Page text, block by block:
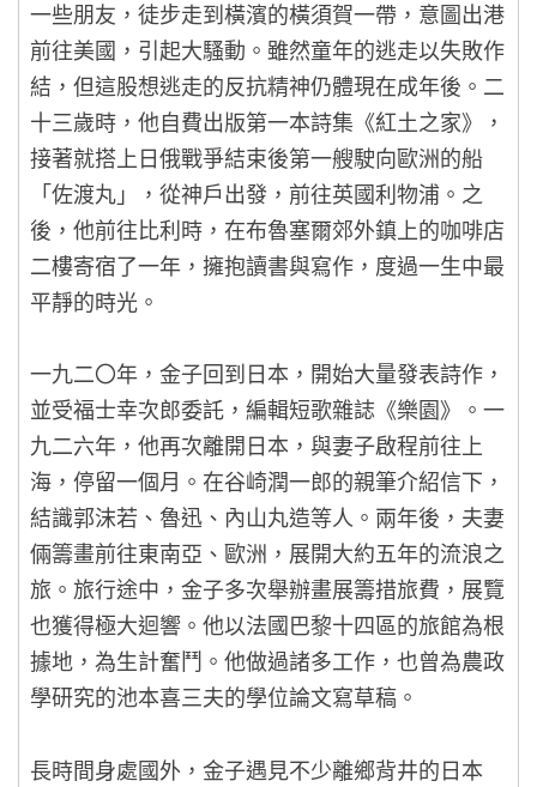
一些朋友，徒步走到橫濱的橫須賀一帶，意圖出港
前往美國，引起大騷動。雖然童年的逃走以失敗作
結，但這股想逃走的反抗精神仍體現在成年後。二
十三歲時，他自費出版第一本詩集《紅土之家》，
接著就搭上日俄戰爭結束後第一艘駛向歐洲的船
「佐渡丸」，從神戶出發，前往英國利物浦。之
後，他前往比利時，在布魯塞爾郊外鎮上的咖啡店
二樓寄宿了一年，擁抱讀書與寫作，度過一生中最
平靜的時光。
一九二〇年，金子回到日本，開始大量發表詩作，
並受福士幸次郎委託，編輯短歌雜誌《樂園》。一
九二六年，他再次離開日本，與妻子啟程前往上
海，停留一個月。在谷崎潤一郎的親筆介紹信下，
結識郭沫若、魯迅、內山丸造等人。兩年後，夫妻
倆籌畫前往東南亞、歐洲，展開大約五年的流浪之
旅。旅行途中，金子多次舉辦畫展籌措旅費，展覽
也獲得極大迴響。他以法國巴黎十四區的旅館為根
據地，為生計奮鬥。他做過諸多工作，也曾為農政
學研究的池本喜三夫的學位論文寫草稿。
長時間身處國外，金子遇見不少離鄉背井的日本